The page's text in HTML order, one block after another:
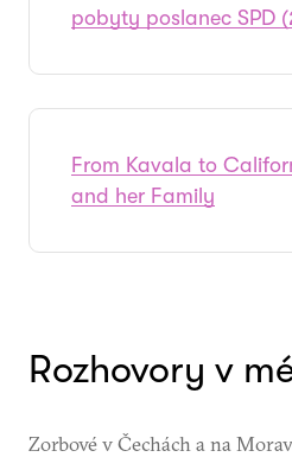
pobyty poslanec SPD
From Kavala to
and her Family
Rozhovory v
Zorbové v Čechách a na